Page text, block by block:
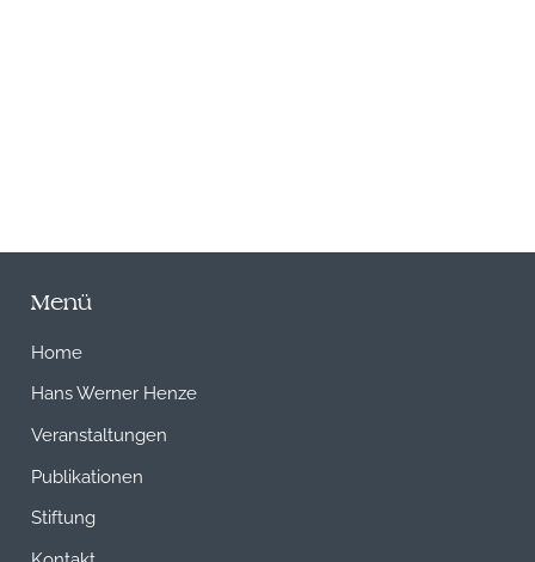
Menü
Home
Hans Werner Henze
Veranstaltungen
Publikationen
Stiftung
Kontakt